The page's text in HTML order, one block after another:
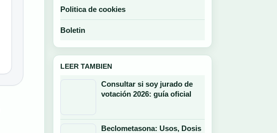
Politica de cookies
Boletin
LEER TAMBIEN
Consultar si soy jurado de
votación 2026: guía oficial
Beclometasona: Usos, Dosis